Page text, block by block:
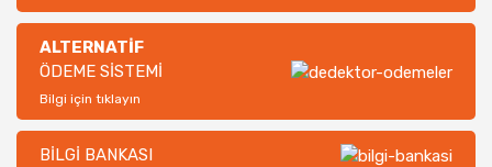
ALTERNATİF
ÖDEME SİSTEMİ
Bilgi için tıklayın
BİLGİ BANKASI